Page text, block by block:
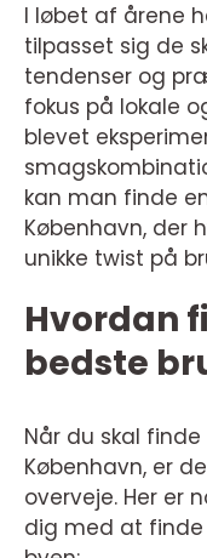
I løbet af årene
tilpasset sig de
tendenser og
fokus på lokale
blevet
kan man finde
København, der
unikke twist på
Hvordan
bedste
Når du skal
København, er
overveje. Her er
dig med at